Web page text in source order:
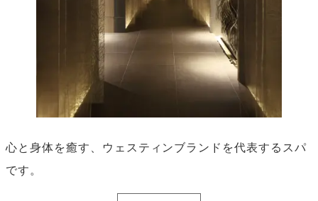
心と身体を癒す、ウェスティンブランドを代表するスパ
です。